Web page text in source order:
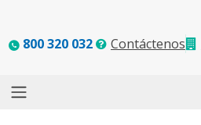
800 320 032 Contáctenos